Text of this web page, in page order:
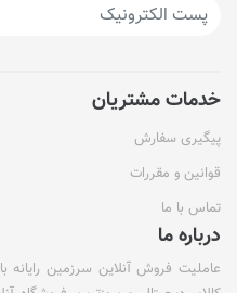
خدمات مشتریان
پیگیری سفارش
قوانین و مقررات
تماس با ما
درباره ما
عاملیت فروش آنلاین سرزمین